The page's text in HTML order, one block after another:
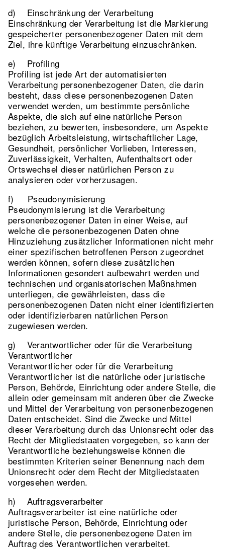
d) Einschränkung der Verarbeitung
Einschränkung der Verarbeitung ist die Markierung
gespeicherter personenbezogener Daten mit dem
Ziel, ihre künftige Verarbeitung einzuschränken.
e) Profiling
Profiling ist jede Art der automatisierten
Verarbeitung personenbezogener Daten, die darin
besteht, dass diese personenbezogenen Daten
verwendet werden, um bestimmte persönliche
Aspekte, die sich auf eine natürliche Person
beziehen, zu bewerten, insbesondere, um Aspekte
bezüglich Arbeitsleistung, wirtschaftlicher Lage,
Gesundheit, persönlicher Vorlieben, Interessen,
Zuverlässigkeit, Verhalten, Aufenthaltsort oder
Ortswechsel dieser natürlichen Person zu
analysieren oder vorherzusagen.
f) Pseudonymisierung
Pseudonymisierung ist die Verarbeitung
personenbezogener Daten in einer Weise, auf
welche die personenbezogenen Daten ohne
Hinzuziehung zusätzlicher Informationen nicht mehr
einer spezifischen betroffenen Person zugeordnet
werden können, sofern diese zusätzlichen
Informationen gesondert aufbewahrt werden und
technischen und organisatorischen Maßnahmen
unterliegen, die gewährleisten, dass die
personenbezogenen Daten nicht einer identifizierten
oder identifizierbaren natürlichen Person
zugewiesen werden.
g) Verantwortlicher oder für die Verarbeitung
Verantwortlicher
Verantwortlicher oder für die Verarbeitung
Verantwortlicher ist die natürliche oder juristische
Person, Behörde, Einrichtung oder andere Stelle, die
allein oder gemeinsam mit anderen über die Zwecke
und Mittel der Verarbeitung von personenbezogenen
Daten entscheidet. Sind die Zwecke und Mittel
dieser Verarbeitung durch das Unionsrecht oder das
Recht der Mitgliedstaaten vorgegeben, so kann der
Verantwortliche beziehungsweise können die
bestimmten Kriterien seiner Benennung nach dem
Unionsrecht oder dem Recht der Mitgliedstaaten
vorgesehen werden.
h) Auftragsverarbeiter
Auftragsverarbeiter ist eine natürliche oder
juristische Person, Behörde, Einrichtung oder
andere Stelle, die personenbezogene Daten im
Auftrag des Verantwortlichen verarbeitet.